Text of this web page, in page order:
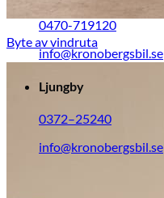
Byte av vindruta
0470-719120
info@kronobergsbil.se
Ljungby
0372–25240
info@kronobergsbil.se